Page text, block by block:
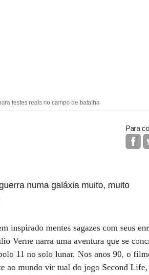
testes reais no campo de batalha
Para
numa galáxia muito, muito
inspirado mentes sagazes com seus
Verne narra uma aventura que se
11 no solo lunar. Nos anos 90, o
ao mundo vir tual do jogo Second Life,